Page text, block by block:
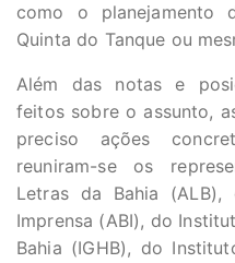
como o planejamento
Quinta do Tanque ou
Além das notas e
feitos sobre o assunto,
preciso ações
reuniram-se os
Letras da Bahia (ALB),
Imprensa (ABI), do
Bahia (IGHB), do